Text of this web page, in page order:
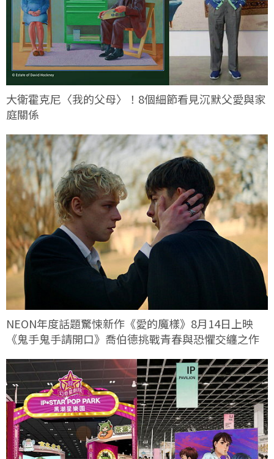
大衛霍克尼〈我的父母〉！8個細節看見沉默父愛與家
庭關係
NEON年度話題驚悚新作《愛的魔樣》8月14日上映
《鬼手鬼手請開口》喬伯德挑戰青春與恐懼交纏之作